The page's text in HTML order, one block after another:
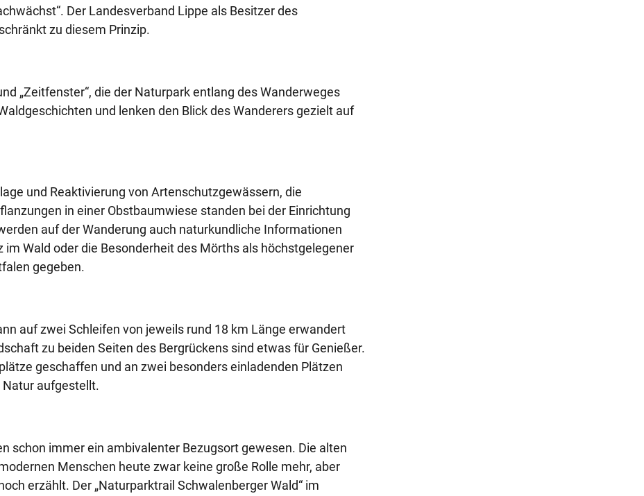
Der Landesverband Lippe als Besitzer des
zu diesem Prinzip.
„Zeitfenster“, die der Naturpark entlang des Wanderweges
und lenken den Blick des Wanderers gezielt auf
und Reaktivierung von Artenschutzgewässern, die
in einer Obstbaumwiese standen bei der Einrichtung
auf der Wanderung auch naturkundliche Informationen
Wald oder die Besonderheit des Mörths als höchstgelegener
gegeben.
auf zwei Schleifen von jeweils rund 18 km Länge erwandert
zu beiden Seiten des Bergrückens sind etwas für Genießer.
geschaffen und an zwei besonders einladenden Plätzen
aufgestellt.
schon immer ein ambivalenter Bezugsort gewesen. Die alten
Menschen heute zwar keine große Rolle mehr, aber
erzählt. Der „Naturparktrail Schwalenberger Wald“ im